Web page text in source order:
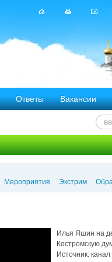
Ответы Вакансии
Мероприятия Экстрим
Илья Яшин на
Костромскую
Источник: